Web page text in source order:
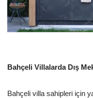
Bahçeli Villalarda Dış
Bahçeli villa sahipleri için